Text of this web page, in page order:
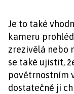
Je to také
kameru
zrezivělá nebo
se také ujistit,
povětrnostním
dostatečně ji